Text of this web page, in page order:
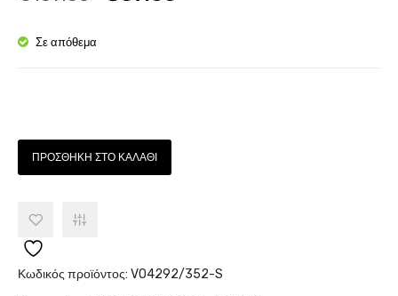
Σε απόθεμα
ΠΡΟΣΘΉΚΗ ΣΤΟ ΚΑΛΆΘΙ
Κωδικός προϊόντος: VO4292/352-S